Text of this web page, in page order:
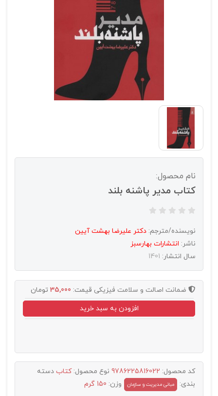
نام محصول:
کتاب مدیر پاشنه بلند
نویسنده/مترجم: دکتر علیرضا بهشت آیین
ناشر: انتشارات بهارسبز
سال انتشار: 1401
ضمانت اصالت و سلامت فیزیکی قیمت: 35,000 تومان
افزودن به سبد خرید
کد محصول: 9786225816022 نوع محصول:کتاب دسته
بندی:
مبانی مدیریت و سازمان وزن: 150 گرم